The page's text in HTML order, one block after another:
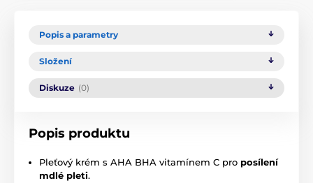
Popis a parametry
Složení
Diskuze (0)
Popis produktu
Pleťový krém s AHA BHA vitamínem C pro posílení
mdlé pleti.